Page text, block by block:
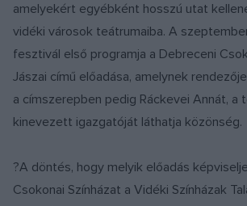
amelyekért egyébként hosszú utat
vidéki városok teátrumaiba. A
fesztivál első programja a Debreceni
Jászai című előadása, amelynek
a címszerepben pedig Ráckevei Annát, a
kinevezett igazgatóját láthatja közönség.
?A döntés, hogy melyik előadás
Csokonai Színházat a Vidéki Színházak